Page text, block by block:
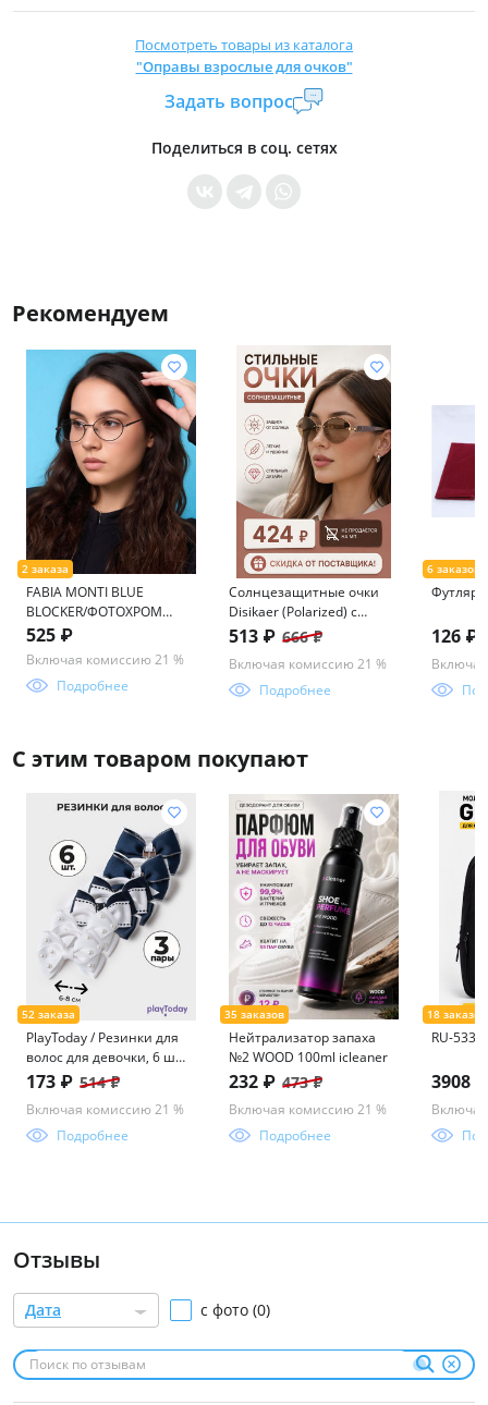
Страна производитель:Китай
Уровень доступа:0
* Общие условия читайте в правилах сайта
Посмотреть товары из каталога
"Оправы взрослые для очков"
Задать вопрос
Поделиться в соц. сетях
Рекомендуем
FABIA MONTI BLUE
BLOCKER/ФОТОХРОМ
FM517 57-18-145
525 ₽
Включая комиссию 21 %
Подробнее
Солнцезащитные очки
Disikaer (Polarized) с
мешочком 0816 62-14-
513 ₽ 666 ₽
Включая комиссию 21 %
Подробнее
Футляр
126 ₽
С этим товаром покупают
PlayToday / Резинки для
волос для девочки, 6 шт
в комплекте
173 ₽ 514 ₽
Включая комиссию 21 %
Подробнее
Нейтрализатор запаха
№2 WOOD 100ml icleaner
232 ₽ 473 ₽
Включая комиссию 21 %
Подробнее
RU-533-
3908
Отзывы
Дата с фото (0)